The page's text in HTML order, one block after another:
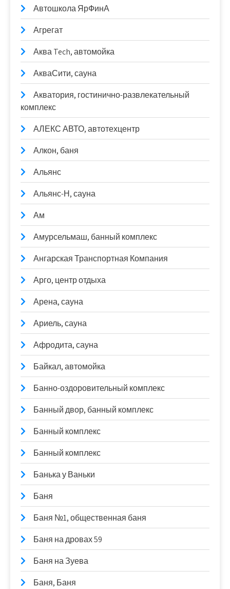
Автошкола ЯрФинА
Агрегат
Аква Tech, автомойка
АкваСити, сауна
Акватория, гостинично-развлекательный
комплекс
АЛЕКС АВТО, автотехцентр
Алкон, баня
Альянс
Альянс-Н, сауна
Ам
Амурсельмаш, банный комплекс
Ангарская Транспортная Компания
Арго, центр отдыха
Арена, сауна
Ариель, сауна
Афродита, сауна
Байкал, автомойка
Банно-оздоровительный комплекс
Банный двор, банный комплекс
Банный комплекс
Банный комплекс
Банька у Ваньки
Баня
Баня №1, общественная баня
Баня на дровах 59
Баня на Зуева
Баня, Баня